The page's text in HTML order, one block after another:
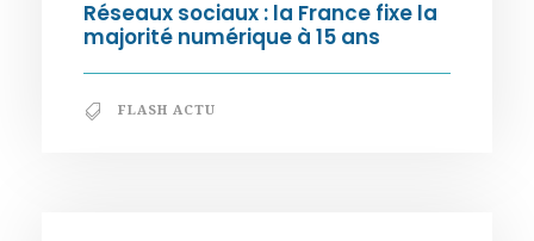
Réseaux sociaux : la France fixe la
majorité numérique à 15 ans
FLASH ACTU